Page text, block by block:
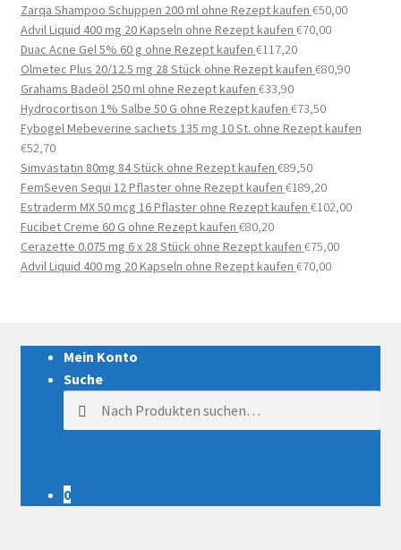
Zarqa Shampoo Schuppen 200 ml ohne Rezept kaufen €50,00
Advil Liquid 400 mg 20 Kapseln ohne Rezept kaufen €70,00
Duac Acne Gel 5% 60 g ohne Rezept kaufen €117,20
Olmetec Plus 20/12.5 mg 28 Stück ohne Rezept kaufen €80,90
Grahams Badeöl 250 ml ohne Rezept kaufen €33,90
Hydrocortison 1% Salbe 50 G ohne Rezept kaufen €73,50
Fybogel Mebeverine sachets 135 mg 10 St. ohne Rezept kaufen
€52,70
Simvastatin 80mg 84 Stück ohne Rezept kaufen €89,50
FemSeven Sequi 12 Pflaster ohne Rezept kaufen €189,20
Estraderm MX 50 mcg 16 Pflaster ohne Rezept kaufen €102,00
Fucibet Creme 60 G ohne Rezept kaufen €80,20
Cerazette 0.075 mg 6 x 28 Stück ohne Rezept kaufen €75,00
Advil Liquid 400 mg 20 Kapseln ohne Rezept kaufen €70,00
Mein Konto
Suche
0